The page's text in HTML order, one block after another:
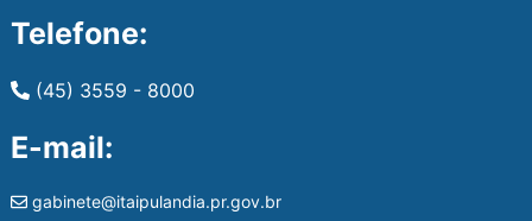
Telefone:
(45) 3559 - 8000
E-mail:
gabinete@itaipulandia.pr.gov.br